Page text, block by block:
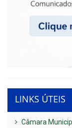
LINKS ÚTEIS
Câmara